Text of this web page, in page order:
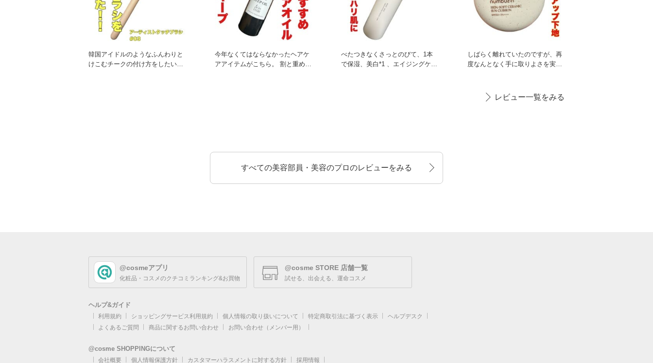
韓国アイドルのようなふんわりと
けこむチークの付け方をしたい方
今年なくてはならなかったヘアケ
アアイテムがこちら。 割と重めの
べたつきなくさっとのびて、1本
で保湿、美白*1 、エイジングケア
しばらく離れていたのですが、再
度なんとなく手に取りよさを実感
レビュー一覧をみる
すべての美容部員・美容のプロのレビューをみる
@cosmeアプリ
化粧品・コスメのクチコミランキング&お買物
@cosme STORE 店舗一覧
試せる、出会える、運命コスメ
ヘルプ&ガイド
利用規約 ショッピングサービス利用規約 個人情報の取り扱いについて 特定商取引法に基づく表示
ヘルプデスク
よくあるご質問
商品に関するお問い合わせ お問い合わせ（メンバー用）
@cosme SHOPPINGについて
会社概要 個人情報保護方針 カスタマーハラスメントに対する方針 採用情報